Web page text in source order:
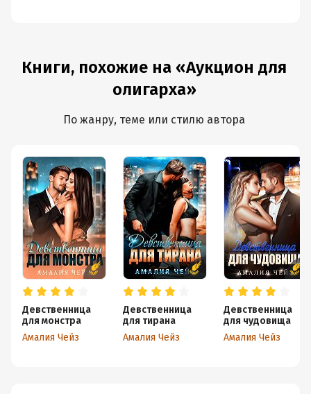
Книги, похожие на «Аукцион для
олигарха»
По жанру, теме или стилю автора
Девственница
для монстра
Амалия Чейз
Девственница
для тирана
Амалия Чейз
Девственница
для чудовища
Амалия Чейз